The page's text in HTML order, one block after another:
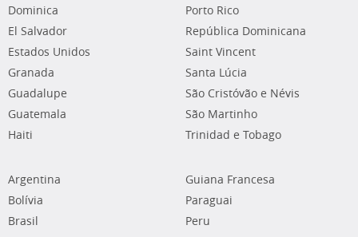
Dominica
El Salvador
Estados Unidos
Granada
Guadalupe
Guatemala
Haiti
Porto Rico
República Dominicana
Saint Vincent
Santa Lúcia
São Cristóvão e Névis
São Martinho
Trinidad e Tobago
Argentina
Bolívia
Brasil
Guiana Francesa
Paraguai
Peru